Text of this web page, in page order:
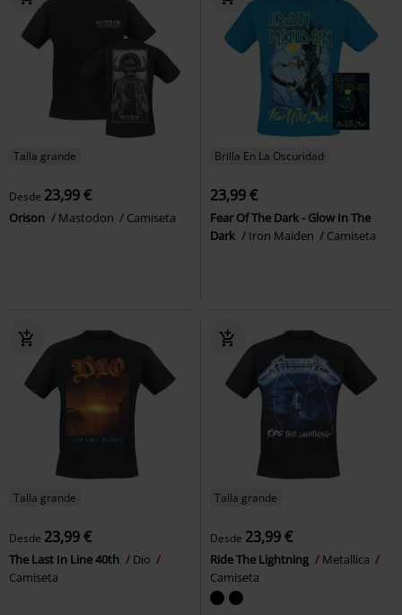
Talla grande
Desde 23,99 €
Orison Mastodon Camiseta
Brilla En La Oscuridad
23,99 €
Fear Of The Dark - Glow In The
Dark
Iron Maiden Camiseta
Talla grande
Desde 23,99 €
The Last In Line 40th
Dio
Camiseta
Talla grande
Desde 23,99 €
Ride The Lightning
Metallica
Camiseta